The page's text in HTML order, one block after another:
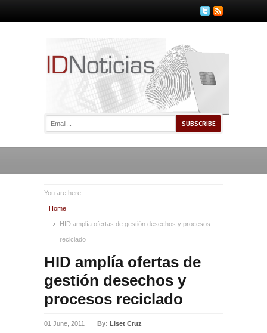
You are here:
Home
HID amplía ofertas de gestión desechos y procesos
reciclado
HID amplía ofertas de
gestión desechos y
procesos reciclado
01 June, 2011 By: Liset Cruz